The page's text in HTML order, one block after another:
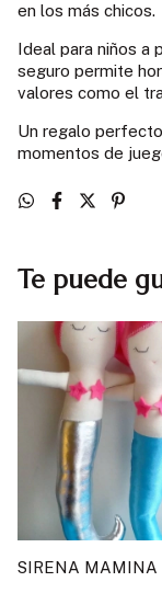
en los más chicos.
Ideal para niños a
seguro permite
valores como el
Un regalo
momentos de
Te puede
SIRENA MAMINA